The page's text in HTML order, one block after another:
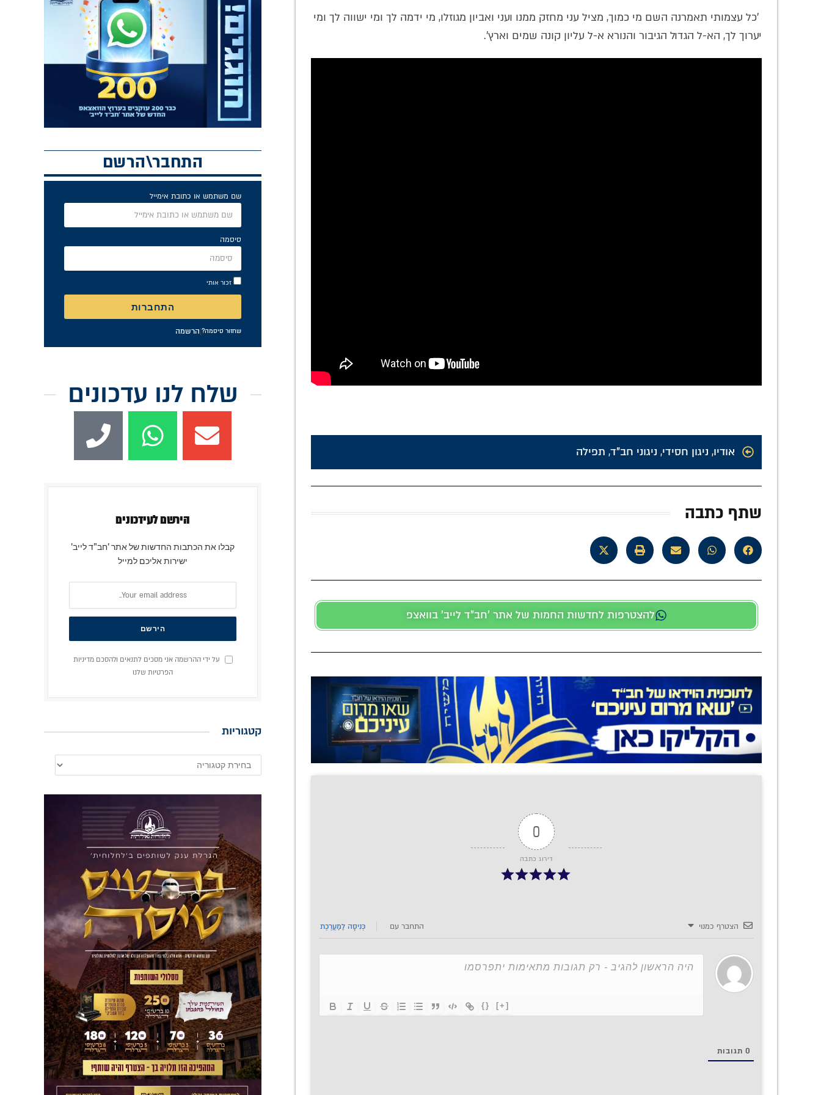
'כל עצמותי תאמרנה השם מי כמוך, מציל עני מחזק ממנו ועני ואביון מגוזלו, מי ידמה לך ומי ישווה לך ומי
יערוך לך, הא-ל הגדול הגיבור והנורא א-ל עליון קונה שמים וארץ'.
אודיו, ניגון חסידי, ניגוני חב"ד, תפילה
שתף כתבה
להצטרפות לחדשות החמות של אתר 'חב"ד לייב' בוואצפ
0
דירוג כתבה
הצטרף כמנוי התחבר עם כְּנִיסָה לַמַעֲרֶכֶת
{} [+]
0 תגובות
התחבר\הרשם
שם משתמש או כתובת אימייל
סיסמה
זכור אותי
התחברות
שחזור סיסמה?|הרשמה
שלח לנו עדכונים
ישירות אליכם למייל
הפרטיות שלנו